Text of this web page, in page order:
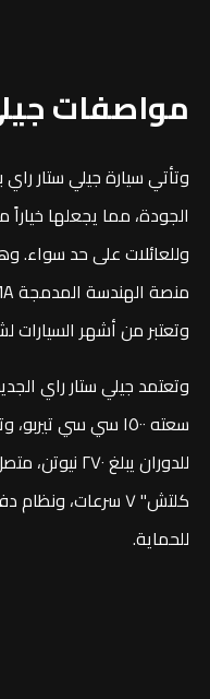
مواصفات جيلي
وتأتي سيارة جيلي ستار
الجودة، مما يجعلها خياراً
وتعتبر من أشهر السيارات
وتعتمد جيلي ستار راي
للحماية.